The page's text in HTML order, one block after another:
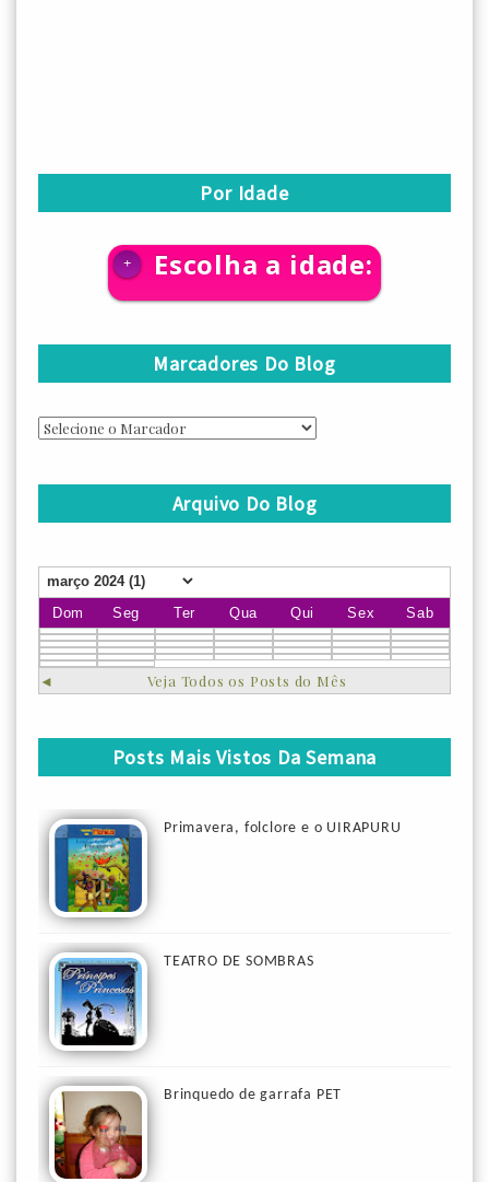
Por Idade
+ Escolha a idade:
Marcadores Do Blog
Arquivo Do Blog
Dom Seg Ter Qua Qui Sex Sab
◄ Veja Todos os Posts do Mês
Posts Mais Vistos Da Semana
Primavera, folclore e o UIRAPURU
TEATRO DE SOMBRAS
Brinquedo de garrafa PET